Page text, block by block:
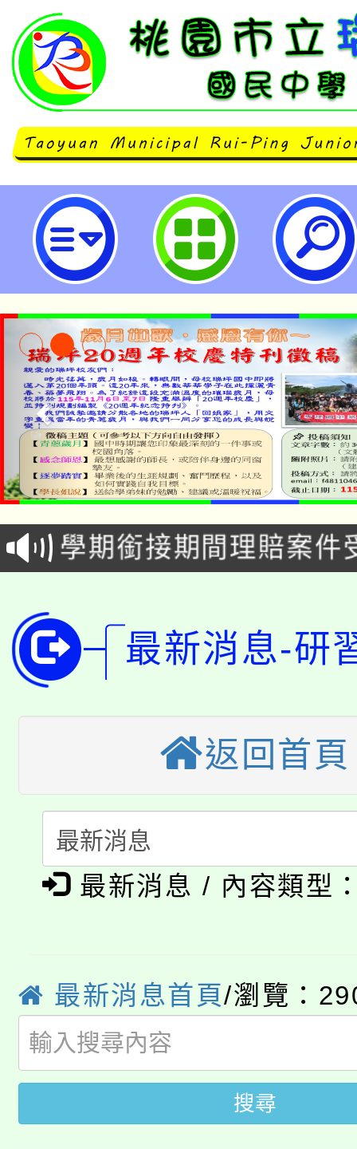
桃園市環境教育人員認證展延暨教
研習-桃園市立瑞坪國民中學
淨零綠生活教案入校路
會
115年食農教育專業人
程
學期銜接期間理賠案件
學籍身 分審查程序及
版
淨零綠領人才培育課程
公告本校115學年度第
代理(課)教師甄選結果(
「2026金融保險知識
生本土語及新住民語歌
公告本校115學年度第
代理(課)教師甄選結果
公告本校115學年度第
代理(課)教師甄選結果(
轉知中國文化大學推廣
《TA101》溝通分析基
程，歡迎學生輔導中心
系所師生報名參加。
淨零綠生活教案入校路
會
115年食農教育專業人
學籍身 分審查程序及
版
公告本校115學年度第
代理(課)教師甄選結果(
「2026金融保險知識
桃園市115學年度學生
公告本校115學年度第
最新消息-研
返回首頁
最新消息 / 內容類型
最新消息首頁/瀏覽：
搜尋